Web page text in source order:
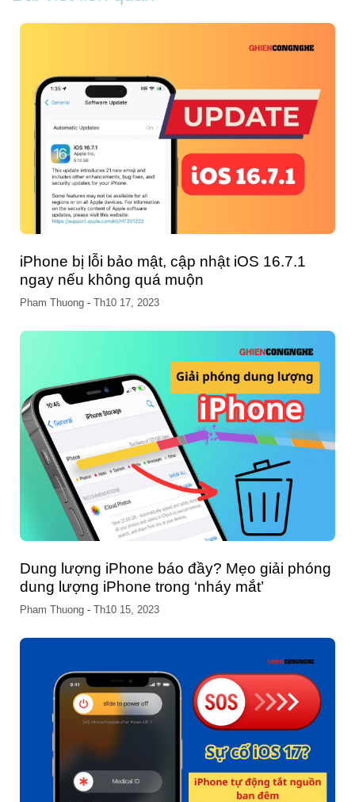
iPhone bị lỗi bảo mật, cập nhật iOS 16.7.1
ngay nếu không quá muộn
Pham Thuong - Th10 17, 2023
Dung lượng iPhone báo đầy? Mẹo giải phóng
dung lượng iPhone trong ‘nháy mắt’
Pham Thuong - Th10 15, 2023